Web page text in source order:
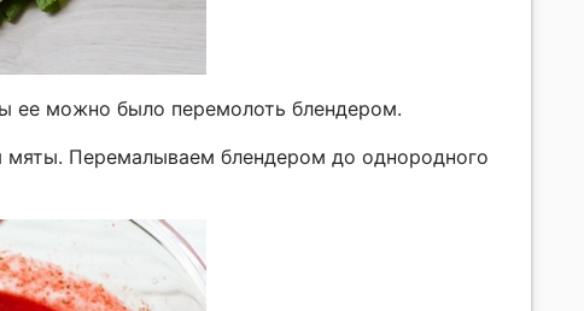
ее можно было перемолоть блендером.
Перемалываем блендером до однородного